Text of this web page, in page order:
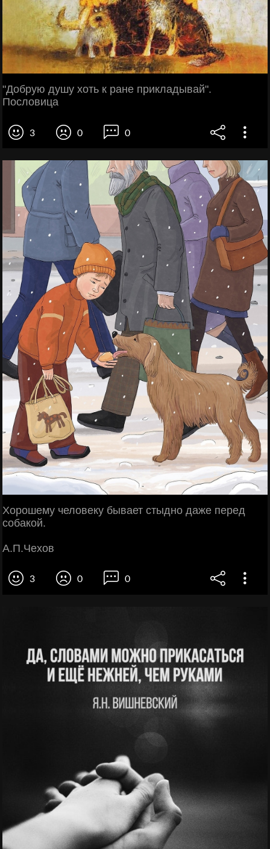
"Добрую душу хоть к ране прикладывай".
Пословица
3 0 0
Хорошему человеку бывает стыдно даже перед
собакой.
А.П.Чехов
3 0 0